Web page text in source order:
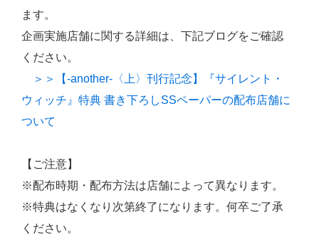
ます。
企画実施店舗に関する詳細は、下記ブログをご確認
ください。
＞＞【-another-〈上〉刊行記念】『サイレント・
ウィッチ』特典 書き下ろしSSペーパーの配布店舗に
ついて
【ご注意】
※配布時期・配布方法は店舗によって異なります。
※特典はなくなり次第終了になります。何卒ご了承
ください。